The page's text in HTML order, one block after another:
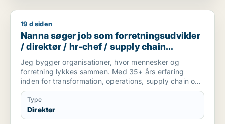
Nanna søger job som forretningsudvikler / direktør / hr-
19 d siden
Nanna søger job som forretningsudvikler
/ direktør / hr-chef / supply chain
management / kundeservicemedarbejder
Jeg bygger organisationer, hvor mennesker og
forretning lykkes sammen. Med 35+ års erfaring
inden for transformation, operations, supply chain og
ledelse har jeg skabt dokumenterede resultater
gennem turnarounds, digitalisering,
organisationsudvikling og udvikling af high-
performing teams. Min styrke er at se helheden,
Type
Direktør